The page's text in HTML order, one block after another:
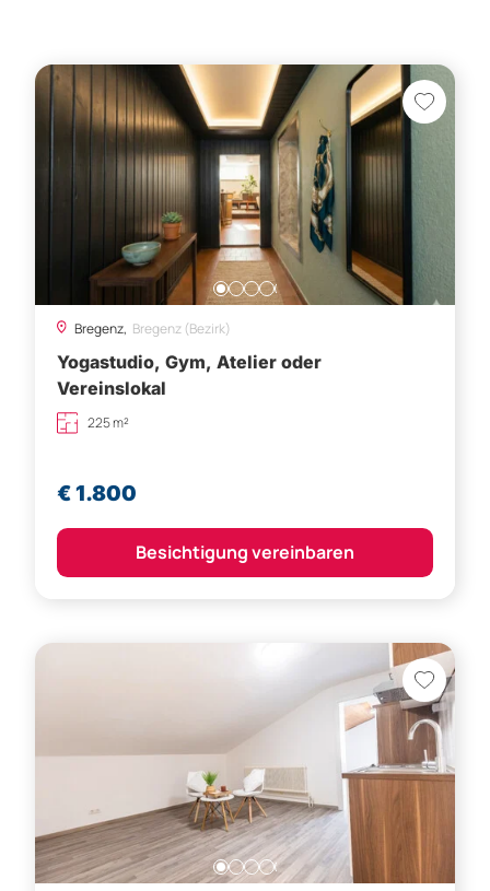
Bregenz, Bregenz (Bezirk)
Yogastudio, Gym, Atelier oder
Vereinslokal
225 m²
€ 1.800
Besichtigung vereinbaren